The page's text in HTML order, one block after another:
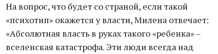
На вопрос, что будет со страной, если такой
«психотип» окажется у власти, Милена отвечает:
«Абсолютная власть в руках такого «ребенка» –
вселенская катастрофа. Эти люди всегда над